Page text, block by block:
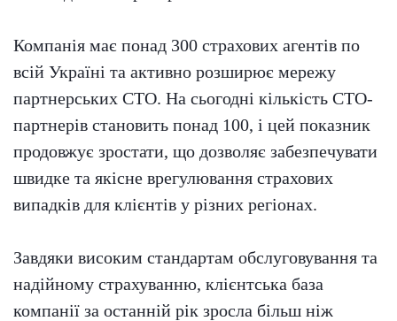
Компанія має понад 300 страхових агентів по
всій Україні та активно розширює мережу
партнерських СТО. На сьогодні кількість СТО-
партнерів становить понад 100, і цей показник
продовжує зростати, що дозволяє забезпечувати
швидке та якісне врегулювання страхових
випадків для клієнтів у різних регіонах.
Завдяки високим стандартам обслуговування та
надійному страхуванню, клієнтська база
компанії за останній рік зросла більш ніж